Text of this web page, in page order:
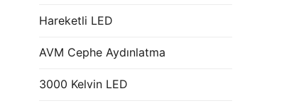
Hareketli LED
AVM Cephe Aydınlatma
3000 Kelvin LED